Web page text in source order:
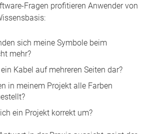
Fragen profitieren Anwender von
sich meine Symbole beim
mehr?
Kabel auf mehreren Seiten dar?
in meinem Projekt alle Farben
ein Projekt korrekt um?